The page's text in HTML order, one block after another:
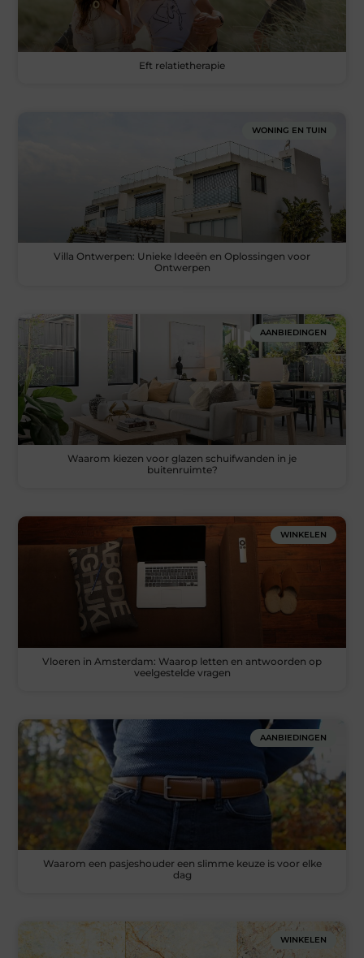
Eft relatietherapie
WONING EN TUIN
Villa Ontwerpen: Unieke Ideeën en Oplossingen voor
Ontwerpen
AANBIEDINGEN
Waarom kiezen voor glazen schuifwanden in je
buitenruimte?
WINKELEN
Vloeren in Amsterdam: Waarop letten en antwoorden op
veelgestelde vragen
AANBIEDINGEN
Waarom een pasjeshouder een slimme keuze is voor elke
dag
WINKELEN